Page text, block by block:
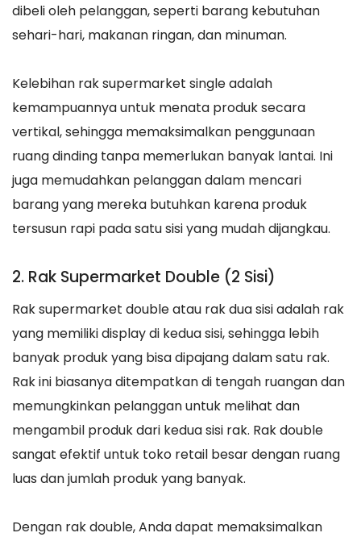
dibeli oleh pelanggan, seperti barang kebutuhan
sehari-hari, makanan ringan, dan minuman.
Kelebihan rak supermarket single adalah
kemampuannya untuk menata produk secara
vertikal, sehingga memaksimalkan penggunaan
ruang dinding tanpa memerlukan banyak lantai. Ini
juga memudahkan pelanggan dalam mencari
barang yang mereka butuhkan karena produk
tersusun rapi pada satu sisi yang mudah dijangkau.
2. Rak Supermarket Double (2 Sisi)
Rak supermarket double atau rak dua sisi adalah rak
yang memiliki display di kedua sisi, sehingga lebih
banyak produk yang bisa dipajang dalam satu rak.
Rak ini biasanya ditempatkan di tengah ruangan dan
memungkinkan pelanggan untuk melihat dan
mengambil produk dari kedua sisi rak. Rak double
sangat efektif untuk toko retail besar dengan ruang
luas dan jumlah produk yang banyak.
Dengan rak double, Anda dapat memaksimalkan